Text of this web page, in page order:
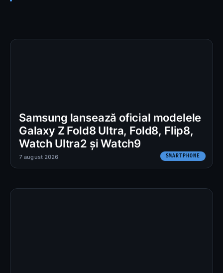
Samsung lansează oficial modelele
Galaxy Z Fold8 Ultra, Fold8, Flip8,
Watch Ultra2 și Watch9
SMARTPHONE
7 august 2026